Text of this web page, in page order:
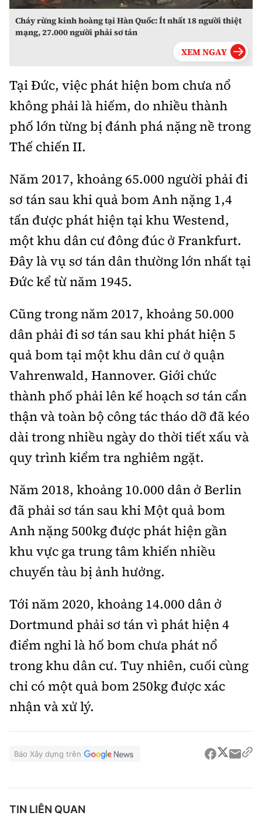
Cháy rừng kinh hoàng tại Hàn Quốc: Ít nhất 18 người thiệt
mạng, 27.000 người phải sơ tán
Tại Đức, việc phát hiện bom chưa nổ
không phải là hiếm, do nhiều thành
phố lớn từng bị đánh phá nặng nề trong
Thế chiến II.
Năm 2017, khoảng 65.000 người phải đi
sơ tán sau khi quả bom Anh nặng 1,4
tấn được phát hiện tại khu Westend,
một khu dân cư đông đúc ở Frankfurt.
Đây là vụ sơ tán dân thường lớn nhất tại
Đức kể từ năm 1945.
Cũng trong năm 2017, khoảng 50.000
dân phải đi sơ tán sau khi phát hiện 5
quả bom tại một khu dân cư ở quận
Vahrenwald, Hannover. Giới chức
thành phố phải lên kế hoạch sơ tán cẩn
thận và toàn bộ công tác tháo dỡ đã kéo
dài trong nhiều ngày do thời tiết xấu và
quy trình kiểm tra nghiêm ngặt.
Năm 2018, khoảng 10.000 dân ở Berlin
đã phải sơ tán sau khi Một quả bom
Anh nặng 500kg được phát hiện gần
khu vực ga trung tâm khiến nhiều
chuyến tàu bị ảnh hưởng.
Tới năm 2020, khoảng 14.000 dân ở
Dortmund phải sơ tán vì phát hiện 4
điểm nghi là hố bom chưa phát nổ
trong khu dân cư. Tuy nhiên, cuối cùng
chỉ có một quả bom 250kg được xác
nhận và xử lý.
Báo Xây dựng trên
TIN LIÊN QUAN